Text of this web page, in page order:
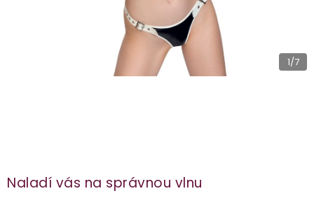
1/7
Naladí vás na správnou vlnu